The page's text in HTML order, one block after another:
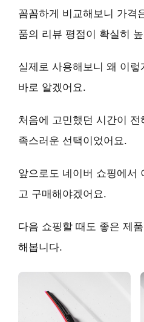
꼼꼼하게 비교해보니 가격
품의 리뷰 평점이 확실히
실제로 사용해보니 왜 이
바로 알겠어요.
처음에 고민했던 시간이
족스러운 선택이었어요.
앞으로도 네이버 쇼핑에서
고 구매해야겠어요.
다음 쇼핑할 때도 좋은 제
해봅니다.